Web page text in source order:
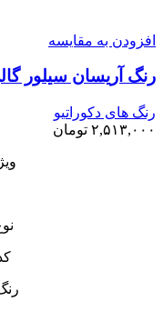
افزودن به مقایسه
رنگ‌ آریسان سیلور
رنگ های دکوراتیو
۲,۵۱۳,۰۰۰ تومان